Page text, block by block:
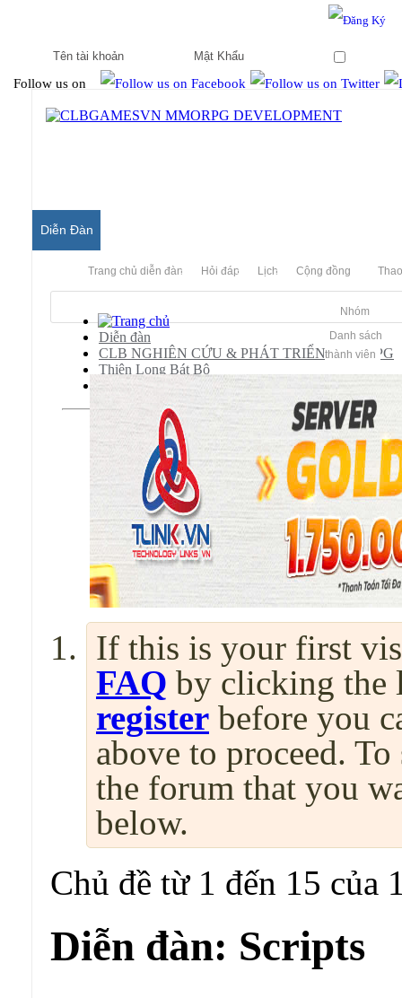
Follow us on
Diễn Đàn
Trang chủ diễn đàn Hỏi đáp Lịch Cộng đồng
Nhóm
Danh sách
thành viên
Diễn đàn
CLB NGHIÊN CỨU & PHÁT TRIỂN MMORPG
Thiên Long Bát Bộ
Scripts
If this is your first
FAQ by clicking the
register before you
above to proceed.
the forum that you
below.
Chủ đề từ 1 đến 15 của
Diễn đàn: Scripts